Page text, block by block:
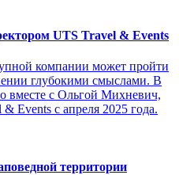
UTS Travel & Events
компании может пройти
глубокими смыслами. В
вместе с Ольгой Михневич,
& Events с апреля 2025 года.
территории